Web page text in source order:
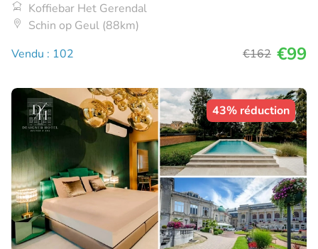
Koffiebar Het Gerendal
Schin op Geul (88km)
Vendu : 102
€162 €99
43% réduction